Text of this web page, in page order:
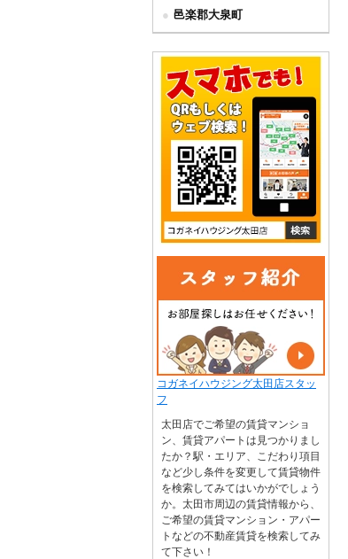
邑楽郡大泉町
コガネイハウジング太田店スタッ
フ
太田店でご希望の賃貸マンショ
ン、賃貸アパートは見つかりまし
たか？駅・エリア、こだわり項目
など少し条件を変更して賃貸物件
を検索してみてはいかがでしょう
か。太田市周辺の賃貸情報から、
ご希望の賃貸マンション・アパー
トなどの不動産賃貸を検索してみ
て下さい！